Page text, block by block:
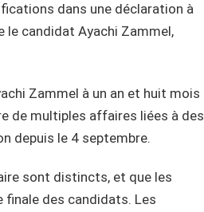
dans une déclaration à
le candidat Ayachi Zammel,
Zammel à un an et huit mois
de multiples affaires liées à des
depuis le 4 septembre.
sont distincts, et que les
des candidats. Les